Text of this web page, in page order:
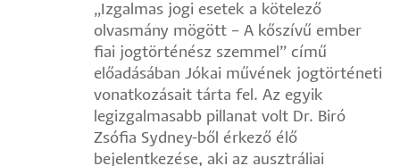
„Izgalmas jogi esetek a kötelező
olvasmány mögött – A kőszívű ember
fiai jogtörténész szemmel” című
előadásában Jókai művének jogtörténeti
vonatkozásait tárta fel. Az egyik
legizgalmasabb pillanat volt Dr. Biró
Zsófia Sydney-ből érkező élő
bejelentkezése, aki az ausztráliai